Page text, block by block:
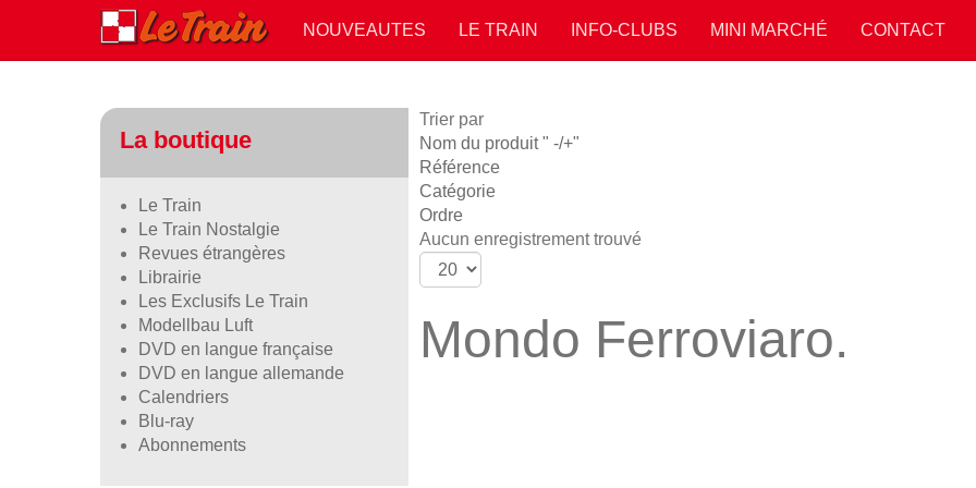
NOUVEAUTES LE TRAIN INFO-CLUBS MINI MARCHÉ CONTACT
Trier par
Nom du produit " -/+"
Référence
Catégorie
Ordre
Aucun enregistrement trouvé
Mondo Ferroviaro.
La boutique
Le Train
Le Train Nostalgie
Revues étrangères
Librairie
Les Exclusifs Le Train
Modellbau Luft
DVD en langue française
DVD en langue allemande
Calendriers
Blu-ray
Abonnements